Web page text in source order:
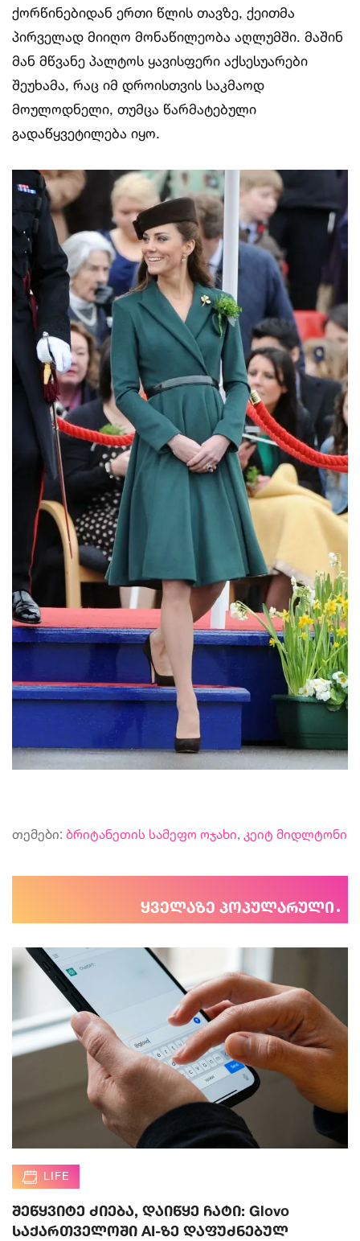
ქორწინებიდან ერთი წლის თავზე, ქეითმა
პირველად მიიღო მონაწილეობა აღლუმში. მაშინ
მან მწვანე პალტოს ყავისფერი აქსესუარები
შეუხამა, რაც იმ დროისთვის საკმაოდ
მოულოდნელი, თუმცა წარმატებული
გადაწყვეტილება იყო.
თემები: ბრიტანეთის სამეფო ოჯახი, კეიტ მიდლტონი
ყველაზე პოპულარული
LIFE
შეწყვიტე ძიება, დაიწყე ჩატი: Glovo
საქართველოში AI-ზე დაფუძნებულ